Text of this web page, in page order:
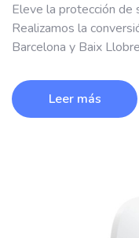
Eleve la protección de
Realizamos la
Barcelona y Baix
Leer más